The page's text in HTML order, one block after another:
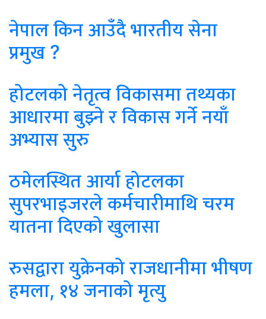
नेपाल किन आउँदै भारतीय सेना
प्रमुख ?
होटलको नेतृत्व विकासमा तथ्यका
आधारमा बुझ्ने र विकास गर्ने नयाँ
अभ्यास सुरु
ठमेलस्थित आर्या होटलका
सुपरभाइजरले कर्मचारीमाथि चरम
यातना दिएको खुलासा
रुसद्वारा युक्रेनको राजधानीमा भीषण
हमला, १४ जनाको मृत्यु